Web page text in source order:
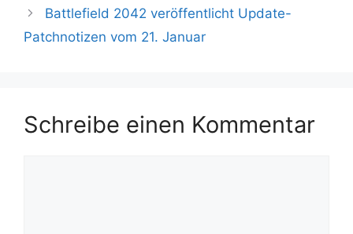
Battlefield 2042 veröffentlicht Update-
Patchnotizen vom 21. Januar
Schreibe einen Kommentar